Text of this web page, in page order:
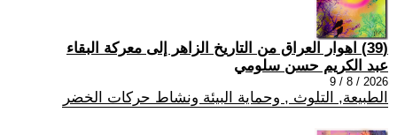
(39) اهوار العراق من التاريخ الزاهر إلى معركة البقاء
عبد الكريم حسن سلومي
2026 / 8 / 9
الطبيعة, التلوث , وحماية البيئة ونشاط حركات الخضر